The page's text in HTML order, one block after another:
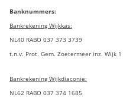
Banknummers:
Bankrekening Wijkkas:
NL40 RABO 037 373 3739
t.n.v. Prot. Gem. Zoetermeer inz. Wijk 1
Bankrekening Wijkdiaconie:
NL62 RABO 037 374 1685